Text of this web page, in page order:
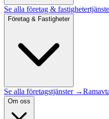
Se alla företag & fastigheter
Företag & Fastigheter
Se alla företagstjänster →
Om oss